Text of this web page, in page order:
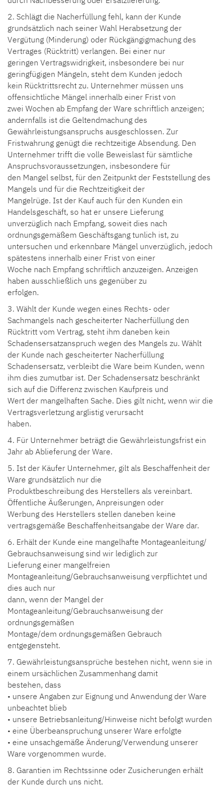
2. Schlägt die Nacherfüllung fehl, kann der Kunde
grundsätzlich nach seiner Wahl Herabsetzung der
Vergütung (Minderung) oder Rückgängigmachung des
Vertrages (Rücktritt) verlangen. Bei einer nur
geringen Vertragswidrigkeit, insbesondere bei nur
geringfügigen Mängeln, steht dem Kunden jedoch
kein Rücktrittsrecht zu. Unternehmer müssen uns
offensichtliche Mängel innerhalb einer Frist von
zwei Wochen ab Empfang der Ware schriftlich anzeigen;
andernfalls ist die Geltendmachung des
Gewährleistungsanspruchs ausgeschlossen. Zur
Fristwahrung genügt die rechtzeitige Absendung. Den
Unternehmer trifft die volle Beweislast für sämtliche
Anspruchsvoraussetzungen, insbesondere für
den Mangel selbst, für den Zeitpunkt der Feststellung des
Mangels und für die Rechtzeitigkeit der
Mangelrüge. Ist der Kauf auch für den Kunden ein
Handelsgeschäft, so hat er unsere Lieferung
unverzüglich nach Empfang, soweit dies nach
ordnungsgemäßem Geschäftsgang tunlich ist, zu
untersuchen und erkennbare Mängel unverzüglich, jedoch
spätestens innerhalb einer Frist von einer
Woche nach Empfang schriftlich anzuzeigen. Anzeigen
haben ausschließlich uns gegenüber zu
erfolgen.
3. Wählt der Kunde wegen eines Rechts- oder
Sachmangels nach gescheiterter Nacherfüllung den
Rücktritt vom Vertrag, steht ihm daneben kein
Schadensersatzanspruch wegen des Mangels zu. Wählt
der Kunde nach gescheiterter Nacherfüllung
Schadensersatz, verbleibt die Ware beim Kunden, wenn
ihm dies zumutbar ist. Der Schadensersatz beschränkt
sich auf die Differenz zwischen Kaufpreis und
Wert der mangelhaften Sache. Dies gilt nicht, wenn wir die
Vertragsverletzung arglistig verursacht
haben.
4. Für Unternehmer beträgt die Gewährleistungsfrist ein
Jahr ab Ablieferung der Ware.
5. Ist der Käufer Unternehmer, gilt als Beschaffenheit der
Ware grundsätzlich nur die
Produktbeschreibung des Herstellers als vereinbart.
Öffentliche Äußerungen, Anpreisungen oder
Werbung des Herstellers stellen daneben keine
vertragsgemäße Beschaffenheitsangabe der Ware dar.
6. Erhält der Kunde eine mangelhafte Montageanleitung/
Gebrauchsanweisung sind wir lediglich zur
Lieferung einer mangelfreien
Montageanleitung/Gebrauchsanweisung verpflichtet und
dies auch nur
dann, wenn der Mangel der
Montageanleitung/Gebrauchsanweisung der
ordnungsgemäßen
Montage/dem ordnungsgemäßen Gebrauch
entgegensteht.
7. Gewährleistungsansprüche bestehen nicht, wenn sie in
einem ursächlichen Zusammenhang damit
bestehen, dass
• unsere Angaben zur Eignung und Anwendung der Ware
unbeachtet blieb
• unsere Betriebsanleitung/Hinweise nicht befolgt wurden
• eine Überbeanspruchung unserer Ware erfolgte
• eine unsachgemäße Änderung/Verwendung unserer
Ware vorgenommen wurde.
8. Garantien im Rechtssinne oder Zusicherungen erhält
der Kunde durch uns nicht.